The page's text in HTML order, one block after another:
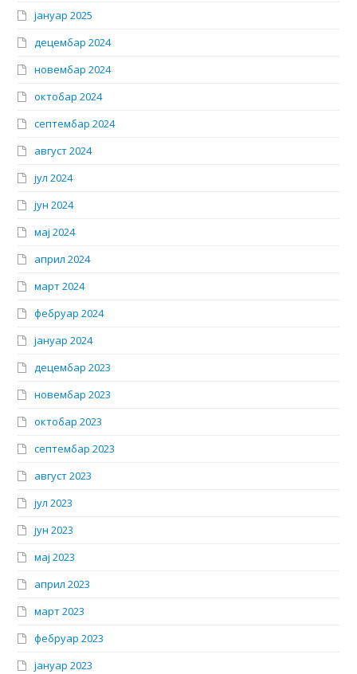
јануар 2025
децембар 2024
новембар 2024
октобар 2024
септембар 2024
август 2024
јул 2024
јун 2024
мај 2024
април 2024
март 2024
фебруар 2024
јануар 2024
децембар 2023
новембар 2023
октобар 2023
септембар 2023
август 2023
јул 2023
јун 2023
мај 2023
април 2023
март 2023
фебруар 2023
јануар 2023